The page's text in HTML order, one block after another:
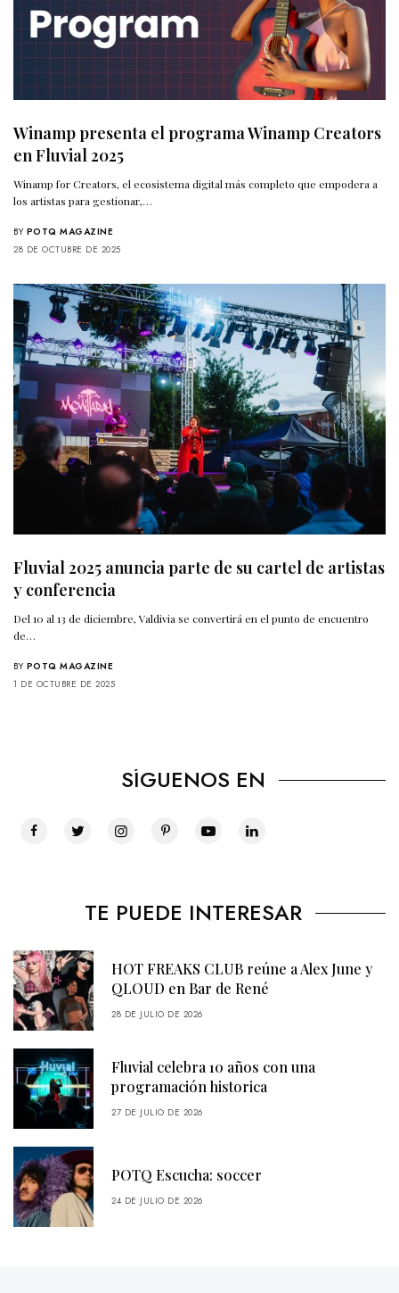
Winamp presenta el programa Winamp Creators
en Fluvial 2025
Winamp for Creators, el ecosistema digital más completo que empodera a
los artistas para gestionar,…
BY POTQ MAGAZINE
28 DE OCTUBRE DE 2025
Fluvial 2025 anuncia parte de su cartel de artistas
y conferencia
Del 10 al 13 de diciembre, Valdivia se convertirá en el punto de encuentro
de…
BY POTQ MAGAZINE
1 DE OCTUBRE DE 2025
SÍGUENOS EN
TE PUEDE INTERESAR
HOT FREAKS CLUB reúne a Alex June y
QLOUD en Bar de René
28 DE JULIO DE 2026
Fluvial celebra 10 años con una
programación historica
27 DE JULIO DE 2026
POTQ Escucha: soccer
24 DE JULIO DE 2026